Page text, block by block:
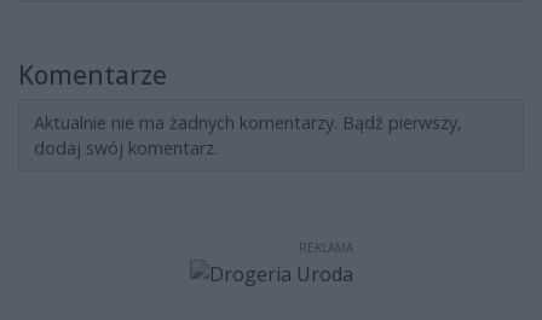
Komentarze
Aktualnie nie ma żadnych komentarzy. Bądź pierwszy,
dodaj swój komentarz.
REKLAMA